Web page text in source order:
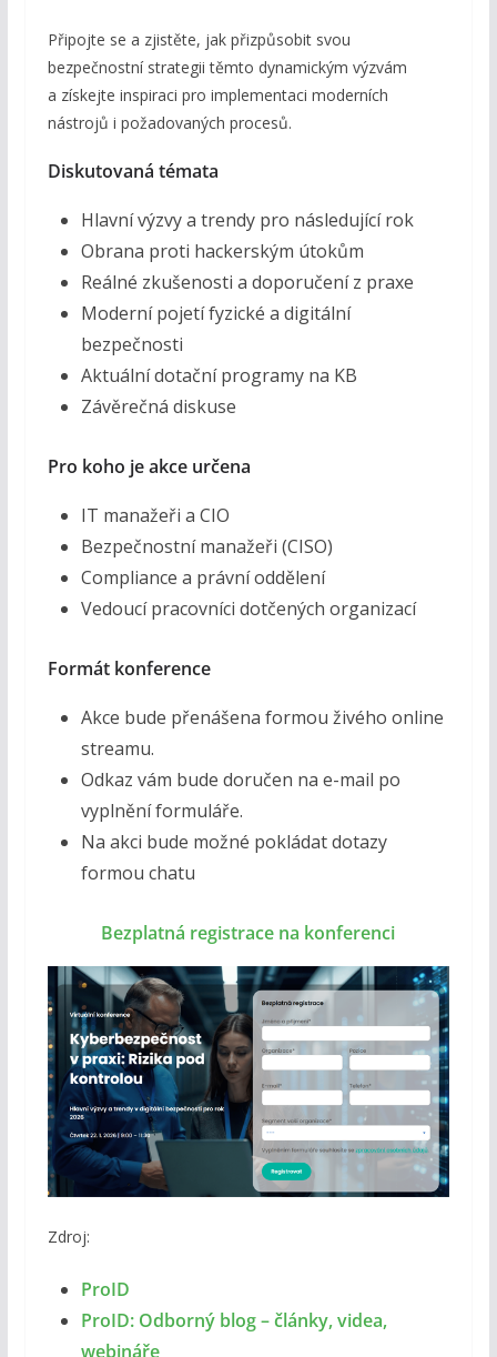
Připojte se a zjistěte, jak přizpůsobit svou
bezpečnostní strategii těmto dynamickým výzvám
a získejte inspiraci pro implementaci moderních
nástrojů i požadovaných procesů.
Diskutovaná témata
Hlavní výzvy a trendy pro následující rok
Obrana proti hackerským útokům
Reálné zkušenosti a doporučení z praxe
Moderní pojetí fyzické a digitální
bezpečnosti
Aktuální dotační programy na KB
Závěrečná diskuse
Pro koho je akce určena
IT manažeři a CIO
Bezpečnostní manažeři (CISO)
Compliance a právní oddělení
Vedoucí pracovníci dotčených organizací
Formát konference
Akce bude přenášena formou živého online
streamu.
Odkaz vám bude doručen na e-mail po
vyplnění formuláře.
Na akci bude možné pokládat dotazy
formou chatu
Bezplatná registrace na konferenci
Zdroj:
ProID
ProID: Odborný blog – články, videa,
webináře